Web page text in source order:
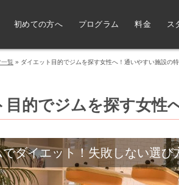
初めての方へ プログラム 料金 ス
覧 » ダイエット目的でジムを探す女性へ！通いやすい施設の
目的でジムを探す女性
ダイエット！失敗しない選び